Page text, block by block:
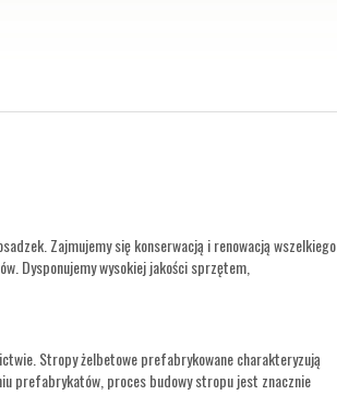
Zajmujemy się konserwacją i renowacją wszelkiego
Dysponujemy wysokiej jakości sprzętem,
Stropy żelbetowe prefabrykowane charakteryzują
prefabrykatów, proces budowy stropu jest znacznie